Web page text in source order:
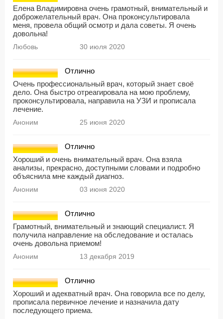
Елена Владимировна очень грамотный, внимательный и
доброжелательный врач. Она проконсультировала
меня, провела общий осмотр и дала советы. Я очень
довольна!
Любовь 30 июля 2020
Отлично
Очень профессиональный врач, который знает своё
дело. Она быстро отреагировала на мою проблему,
проконсультировала, направила на УЗИ и прописала
лечение.
Аноним 25 июня 2020
Отлично
Хороший и очень внимательный врач. Она взяла
анализы, прекрасно, доступными словами и подробно
объяснила мне каждый диагноз.
Аноним 03 июня 2020
Отлично
Грамотный, внимательный и знающий специалист. Я
получила направление на обследование и осталась
очень довольна приемом!
Аноним 13 декабря 2019
Отлично
Хороший и адекватный врач. Она говорила все по делу,
прописала первичное лечение и назначила дату
последующего приема.